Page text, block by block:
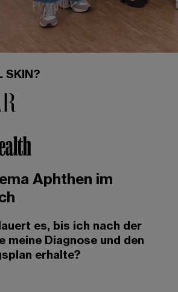
SKIN?
Aphthen im
es, bis ich nach der
meine Diagnose und den
erhalte?